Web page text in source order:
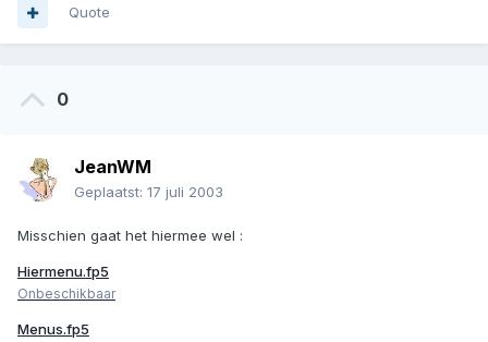
Quote
0
JeanWM
Geplaatst: 17 juli 2003
Misschien gaat het hiermee wel :
Hiermenu.fp5
Onbeschikbaar
Menus.fp5